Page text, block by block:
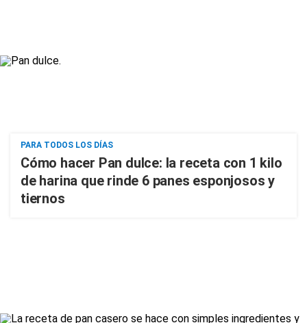
PARA TODOS LOS DÍAS
Cómo hacer Pan dulce: la receta con 1 kilo
de harina que rinde 6 panes esponjosos y
tiernos